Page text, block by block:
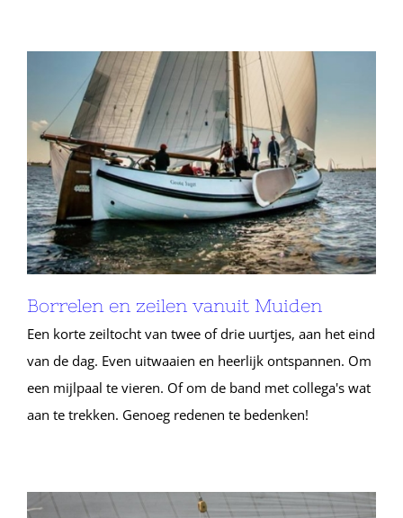
Borrelen en zeilen vanuit Muiden
Een korte zeiltocht van twee of drie uurtjes, aan het eind
van de dag. Even uitwaaien en heerlijk ontspannen. Om
een mijlpaal te vieren. Of om de band met collega's wat
aan te trekken. Genoeg redenen te bedenken!